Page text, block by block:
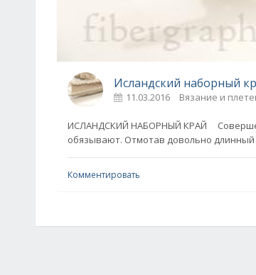
Исландский наборный
11.03.2016 Вязание и
ИСЛАНДСКИЙ НАБОРНЫЙ КРАЙ
обязывают. Отмотав довольно длинный
Комментировать